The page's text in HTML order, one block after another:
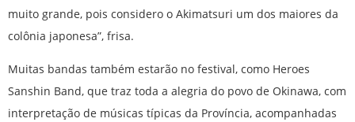
muito grande, pois considero o Akimatsuri um dos maiores da
colônia japonesa”, frisa.
Muitas bandas também estarão no festival, como Heroes
Sanshin Band, que traz toda a alegria do povo de Okinawa, com
interpretação de músicas típicas da Província, acompanhadas